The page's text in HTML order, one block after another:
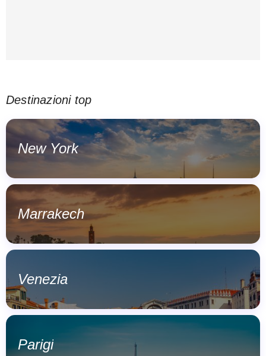
Destinazioni top
New York
Marrakech
Venezia
Parigi